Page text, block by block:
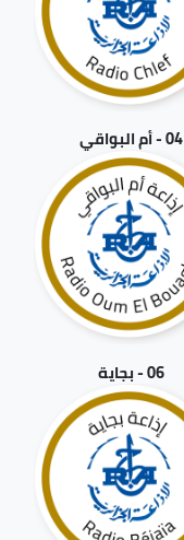
04 - أم البواقي
06 - بجاية